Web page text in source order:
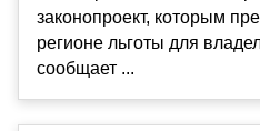
законопроект, которым
регионе льготы для
сообщает ...